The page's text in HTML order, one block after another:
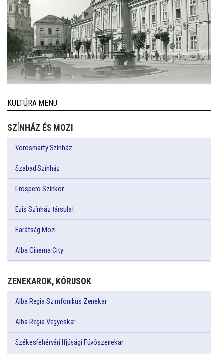
KULTÚRA MENÜ
SZÍNHÁZ ÉS MOZI
Vörösmarty Színház
Szabad Színház
Prospero Színkör
Ezis Színház társulat
Barátság Mozi
Alba Cinema City
ZENEKAROK, KÓRUSOK
Alba Regia Szimfonikus Zenekar
Alba Regia Vegyeskar
Székesfehérvári Ifjúsági Fúvószenekar